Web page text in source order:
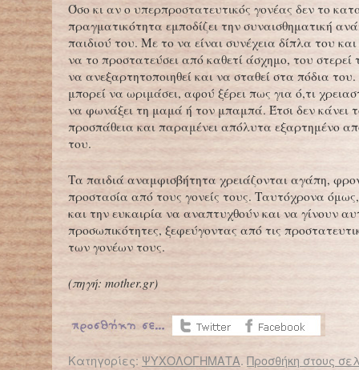
Όσο κι αν ο υπερπροστατευτικός γονέας δεν το
πραγματικότητα εμποδίζει την συναισθηματική
παιδιού του. Με το να είναι συνέχεια δίπλα του
να το προστατεύσει από καθετί άσχημο, του
να ανεξαρτητοποιηθεί και να σταθεί στα πόδια του.
μπορεί να ωριμάσει, αφού ξέρει πως για ό,τι
να φωνάξει τη μαμά ή τον μπαμπά. Έτσι δεν κάνει
προσπάθεια και παραμένει απόλυτα εξαρτημένο
του.
Τα παιδιά αναμφισβήτητα χρειάζονται αγάπη,
προστασία από τους γονείς τους. Ταυτόχρονα
και την ευκαιρία να αναπτυχθούν και να γίνουν
προσωπικότητες, ξεφεύγοντας από τις
των γονέων τους.
(πηγή: mother.gr)
Κατηγορίες: ΨΥΧΟΛΟΓΗΜΑΤΑ. Προσθήκη στους